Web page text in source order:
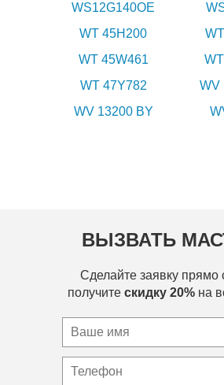
WS12G140OE
WT 45H200
WT 45W461
WT 47Y782
WV
WV 13200 BY
ВЫЗВАТЬ
Сделайте заявку прямо
получите скидку 20% на